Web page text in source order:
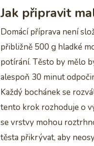
Jak připravit
Domácí příprava není
přibližně 500 g hladké
potírání. Těsto by mělo
alespoň 30 minut
Každý bochánek se
tento krok rozhoduje o
se vrstvy mohou
těsta přikrývat, aby